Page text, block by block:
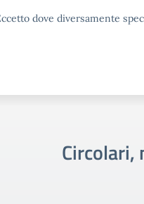
dove diversamente